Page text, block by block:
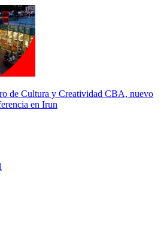
de Cultura y Creatividad CBA, nuevo
en Irun